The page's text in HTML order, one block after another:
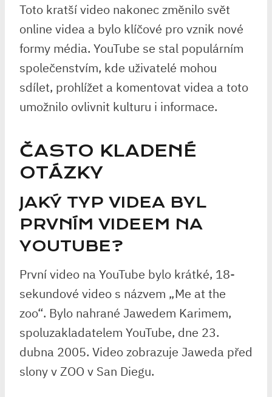
Toto kratší video nakonec změnilo svět
online videa a bylo klíčové pro vznik nové
formy média. YouTube se stal populárním
společenstvím, kde uživatelé mohou
sdílet, prohlížet a komentovat videa a toto
umožnilo ovlivnit kulturu i informace.
ČASTO KLADENÉ
OTÁZKY
JAKÝ TYP VIDEA BYL
PRVNÍM VIDEEM NA
YOUTUBE?
První video na YouTube bylo krátké, 18-
sekundové video s názvem „Me at the
zoo“. Bylo nahrané Jawedem Karimem,
spoluzakladatelem YouTube, dne 23.
dubna 2005. Video zobrazuje Jaweda před
slony v ZOO v San Diegu.